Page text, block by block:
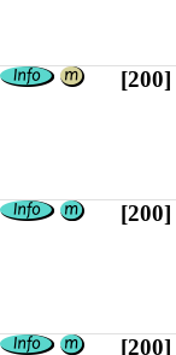
[200]
[200]
[200]